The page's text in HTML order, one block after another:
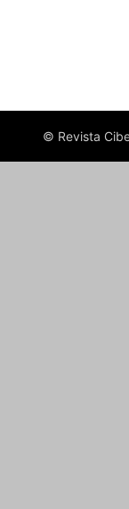
© Revista